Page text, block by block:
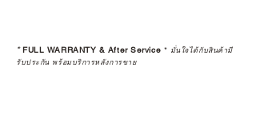
*FULL WARRANTY & After Service * มั่นใจได้กับสินค้ามี
รับประกัน พร้อมบริการหลังการขาย